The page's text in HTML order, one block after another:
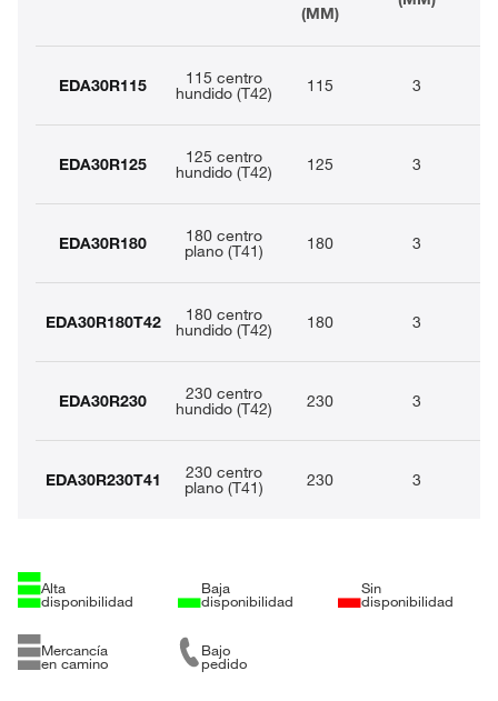
(MM)
EDA30R115 115 centro
hundido (T42) 115 3
EDA30R125 125 centro
hundido (T42) 125 3
EDA30R180 180 centro
plano (T41) 180 3
EDA30R180T42 180 centro
hundido (T42) 180 3
EDA30R230 230 centro
hundido (T42) 230 3
EDA30R230T41 230 centro
plano (T41) 230 3
Alta
disponibilidad
Baja
disponibilidad
Sin
disponibilidad
Mercancía
en camino
Bajo
pedido